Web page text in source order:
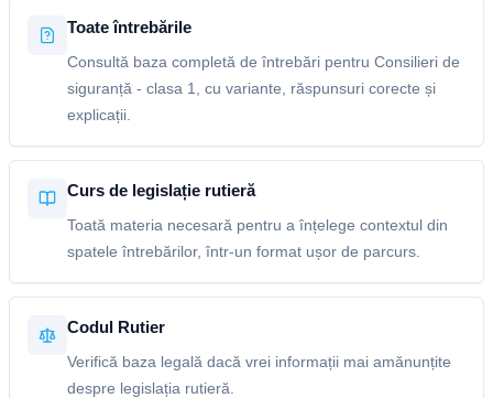
Toate întrebările
Consultă baza completă de întrebări pentru Consilieri de
siguranță - clasa 1, cu variante, răspunsuri corecte și
explicații.
Curs de legislație rutieră
Toată materia necesară pentru a înțelege contextul din
spatele întrebărilor, într-un format ușor de parcurs.
Codul Rutier
Verifică baza legală dacă vrei informații mai amănunțite
despre legislația rutieră.